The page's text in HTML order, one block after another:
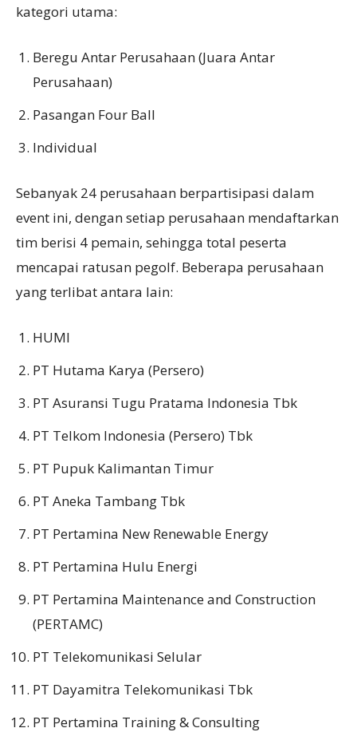
kategori utama:
Beregu Antar Perusahaan (Juara Antar
Perusahaan)
Pasangan Four Ball
Individual
Sebanyak 24 perusahaan berpartisipasi dalam
event ini, dengan setiap perusahaan mendaftarkan
tim berisi 4 pemain, sehingga total peserta
mencapai ratusan pegolf. Beberapa perusahaan
yang terlibat antara lain:
HUMI
PT Hutama Karya (Persero)
PT Asuransi Tugu Pratama Indonesia Tbk
PT Telkom Indonesia (Persero) Tbk
PT Pupuk Kalimantan Timur
PT Aneka Tambang Tbk
PT Pertamina New Renewable Energy
PT Pertamina Hulu Energi
PT Pertamina Maintenance and Construction
(PERTAMC)
PT Telekomunikasi Selular
PT Dayamitra Telekomunikasi Tbk
PT Pertamina Training & Consulting